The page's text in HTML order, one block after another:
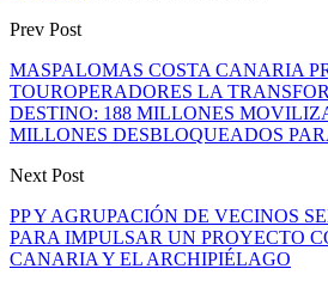
Prev Post
MASPALOMAS COSTA CANARIA
TOUROPERADORES LA
DESTINO: 188 MILLONES
MILLONES DESBLOQUEADOS
Next Post
PP Y AGRUPACIÓN DE VECINOS
PARA IMPULSAR UN PROYECTO
CANARIA Y EL ARCHIPIÉLAGO